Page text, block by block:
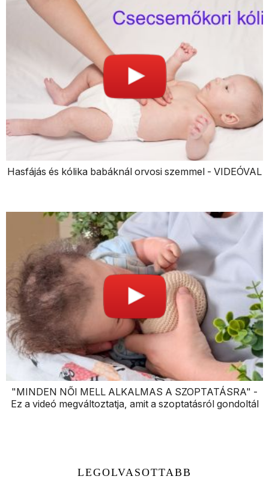
Hasfájás és kólika babáknál orvosi szemmel - VIDEÓVAL
"MINDEN NŐI MELL ALKALMAS A SZOPTATÁSRA" -
Ez a videó megváltoztatja, amit a szoptatásról gondoltál
LEGOLVASOTTABB